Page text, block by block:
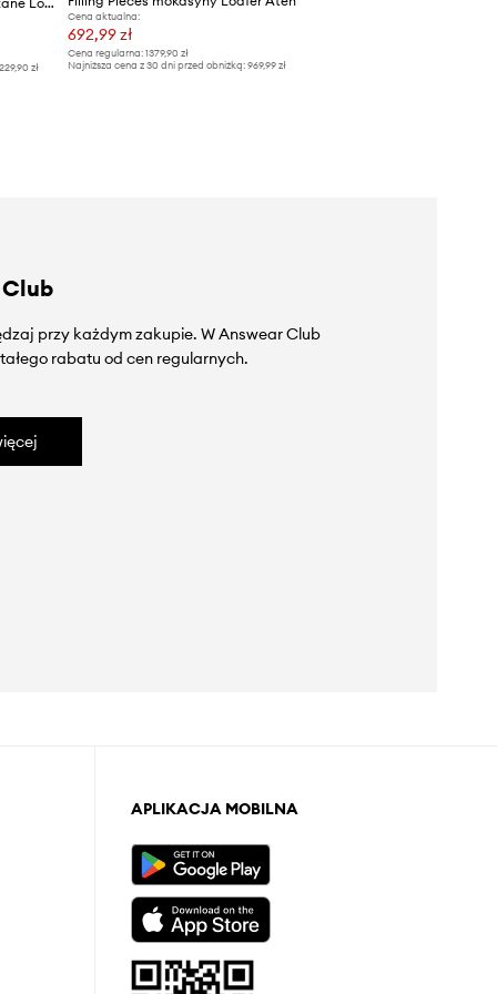
zł
Cena aktualna:
692,99 zł
Cena regularna:1379,90 zł
Najniższa cena z 30 dni przed obniżką:969,99 zł
przy każdym zakupie. W Answear Club
rabatu od cen regularnych.
APLIKACJA MOBILNA